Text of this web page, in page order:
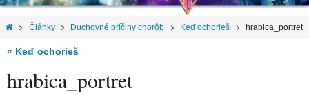
Články Duchovné príčiny chorôb Keď ochorieš hrabica_portret
« Keď ochorieš
hrabica_portret